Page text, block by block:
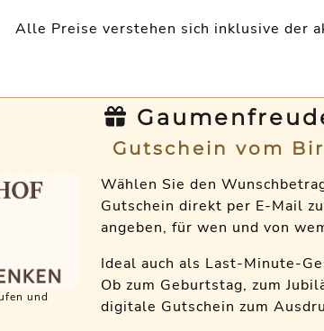
Alle Preise verstehen sich inklusive der
Gutschein vom
und
Wählen Sie den
Gutschein direkt per E-Mail
angeben, für wen und von
Ideal auch als Last-Minute-
Ob zum Geburtstag, zum
digitale Gutschein zum